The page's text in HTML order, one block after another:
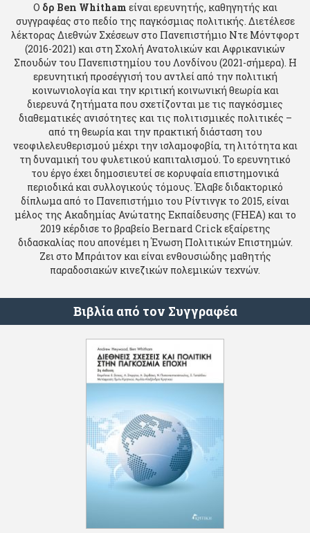
Ο δρ Ben Whitham είναι ερευνητής, καθηγητής και
συγγραφέας στο πεδίο της παγκόσμιας πολιτικής. Διετέλεσε
λέκτορας Διεθνών Σχέσεων στο Πανεπιστήμιο Ντε Μόντφορτ
(2016-2021) και στη Σχολή Ανατολικών και Αφρικανικών
Σπουδών του Πανεπιστημίου του Λονδίνου (2021-σήμερα). Η
ερευνητική προσέγγισή του αντλεί από την πολιτική
κοινωνιολογία και την κριτική κοινωνική θεωρία και
διερευνά ζητήματα που σχετίζονται με τις παγκόσμιες
διαθεματικές ανισότητες και τις πολιτισμικές πολιτικές –
από τη θεωρία και την πρακτική διάσταση του
νεοφιλελευθερισμού μέχρι την ισλαμοφοβία, τη λιτότητα και
τη δυναμική του φυλετικού καπιταλισμού. Το ερευνητικό
του έργο έχει δημοσιευτεί σε κορυφαία επιστημονικά
περιοδικά και συλλογικούς τόμους. Έλαβε διδακτορικό
δίπλωμα από το Πανεπιστήμιο του Ρίντινγκ το 2015, είναι
μέλος της Ακαδημίας Ανώτατης Εκπαίδευσης (FHEA) και το
2019 κέρδισε το βραβείο Bernard Crick εξαίρετης
διδασκαλίας που απονέμει η Ένωση Πολιτικών Επιστημών.
Ζει στο Μπράιτον και είναι ενθουσιώδης μαθητής
παραδοσιακών κινεζικών πολεμικών τεχνών.
Βιβλία από τον Συγγραφέα